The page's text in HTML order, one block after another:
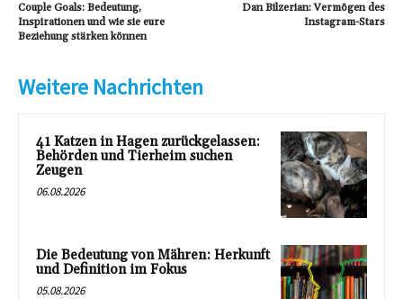
Couple Goals: Bedeutung,
Inspirationen und wie sie eure
Beziehung stärken können
Dan Bilzerian: Vermögen des
Instagram-Stars
Weitere Nachrichten
41 Katzen in Hagen zurückgelassen:
Behörden und Tierheim suchen
Zeugen
06.08.2026
Die Bedeutung von Mähren: Herkunft
und Definition im Fokus
05.08.2026